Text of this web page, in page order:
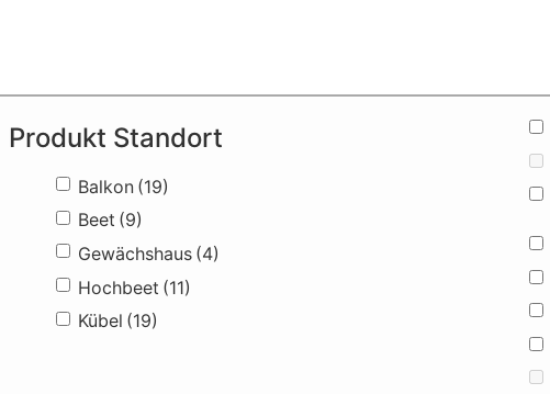
Produkt Standort
Balkon (19)
Beet (9)
Gewächshaus (4)
Hochbeet (11)
Kübel (19)